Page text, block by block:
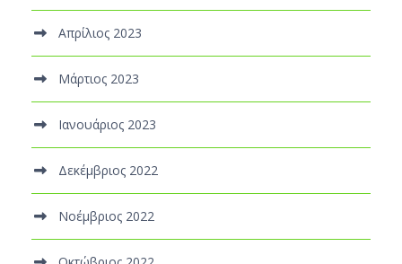
Απρίλιος 2023
Μάρτιος 2023
Ιανουάριος 2023
Δεκέμβριος 2022
Νοέμβριος 2022